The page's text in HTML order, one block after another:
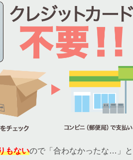
もないので「合わなかったな…」と